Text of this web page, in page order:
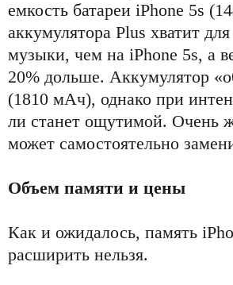
емкость батареи iPhone 5s
аккумулятора Plus хватит
музыки, чем на iPhone 5s, а
20% дольше. Аккумулятор
(1810 мАч), однако при
ли станет ощутимой. Очень
может самостоятельно
Объем памяти и цены
Как и ожидалось, память
расширить нельзя.